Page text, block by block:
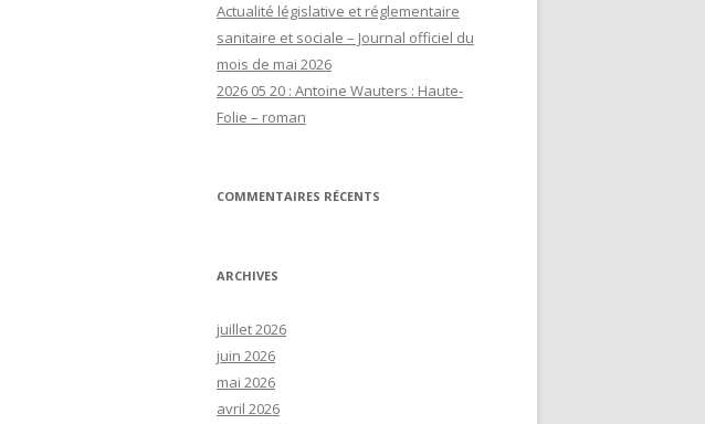
Actualité législative et réglementaire
sanitaire et sociale – Journal officiel du
mois de mai 2026
2026 05 20 : Antoine Wauters : Haute-
Folie – roman
COMMENTAIRES RÉCENTS
ARCHIVES
juillet 2026
juin 2026
mai 2026
avril 2026